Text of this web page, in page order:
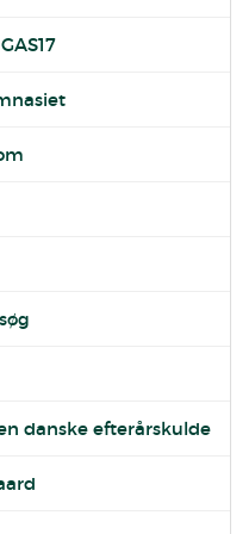
danske efterårskulde